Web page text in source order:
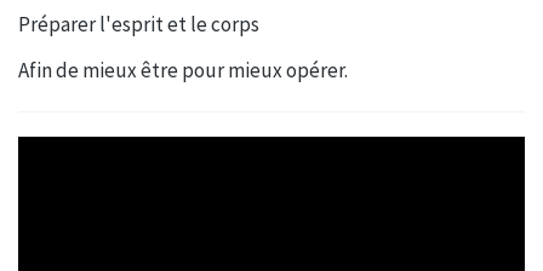
Préparer l'esprit et le corps
Afin de mieux être pour mieux opérer.